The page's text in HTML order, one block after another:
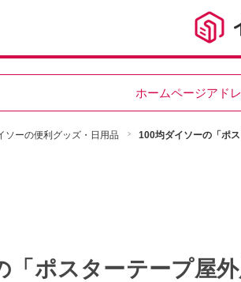
ホームページアド
ソーの便利グッズ・日用品 100均ダイソーの「ポ
「ポスターテープ屋